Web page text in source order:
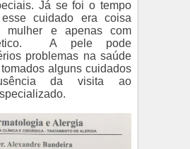
Já se foi o tempo
cuidado era coisa
mulher e apenas com
A pele pode
problemas na saúde
alguns cuidados
da visita ao